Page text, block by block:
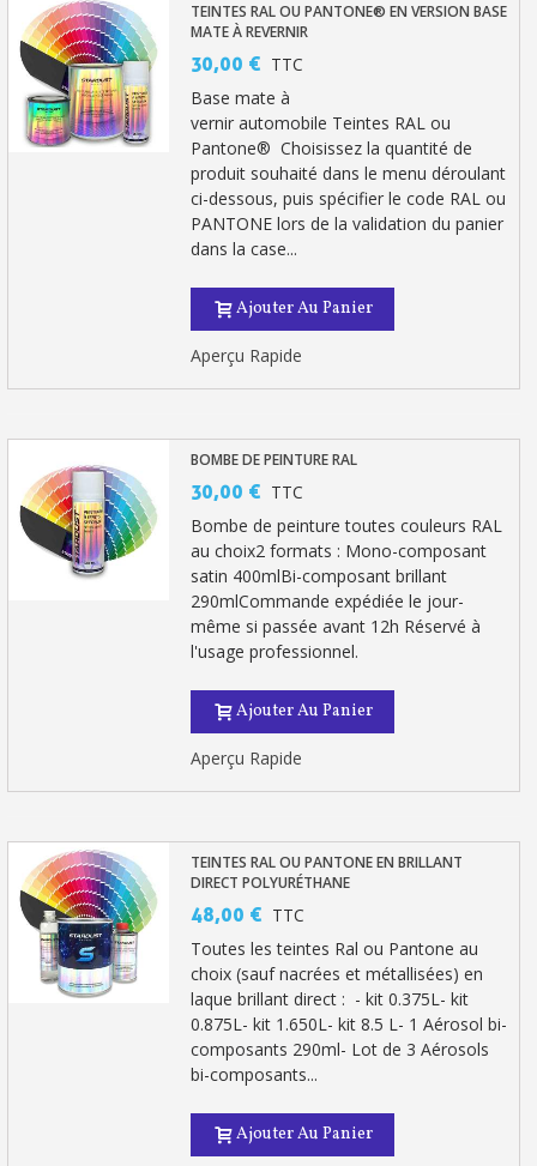
TEINTES RAL OU PANTONE® EN VERSION BASE
MATE À REVERNIR
30,00 € TTC
Base mate à
vernir automobile Teintes RAL ou
Pantone® Choisissez la quantité de
produit souhaité dans le menu déroulant
ci-dessous, puis spécifier le code RAL ou
PANTONE lors de la validation du panier
dans la case...
Ajouter Au Panier
Aperçu Rapide
BOMBE DE PEINTURE RAL
30,00 € TTC
Bombe de peinture toutes couleurs RAL
au choix2 formats : Mono-composant
satin 400mlBi-composant brillant
290mlCommande expédiée le jour-
même si passée avant 12h Réservé à
l'usage professionnel.
Ajouter Au Panier
Aperçu Rapide
TEINTES RAL OU PANTONE EN BRILLANT
DIRECT POLYURÉTHANE
48,00 € TTC
Toutes les teintes Ral ou Pantone au
choix (sauf nacrées et métallisées) en
laque brillant direct : - kit 0.375L- kit
0.875L- kit 1.650L- kit 8.5 L- 1 Aérosol bi-
composants 290ml- Lot de 3 Aérosols
bi-composants...
Ajouter Au Panier